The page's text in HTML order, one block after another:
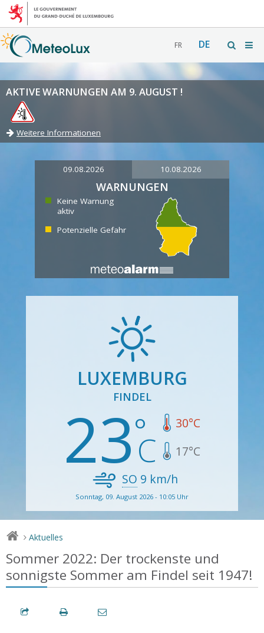
FR DE
AKTIVE WARNUNGEN AM 9. AUGUST !
Weitere Informationen
09.08.2026 10.08.2026
WARNUNGEN
Keine Warnung
aktiv
Potenzielle Gefahr
LUXEMBURG
FINDEL
23 30°C
17°C
SO 9 km/h
Sonntag, 09. August 2026 - 10:05 Uhr
> Aktuelles
Sommer 2022: Der trockenste und
sonnigste Sommer am Findel seit 1947!